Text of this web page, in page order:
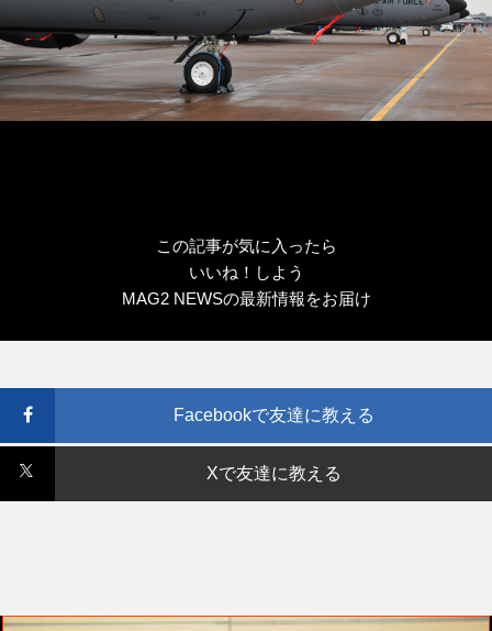
この記事が気に入ったら
いいね！しよう
MAG2 NEWSの最新情報をお届け
Facebookで友達に教える
Xで友達に教える